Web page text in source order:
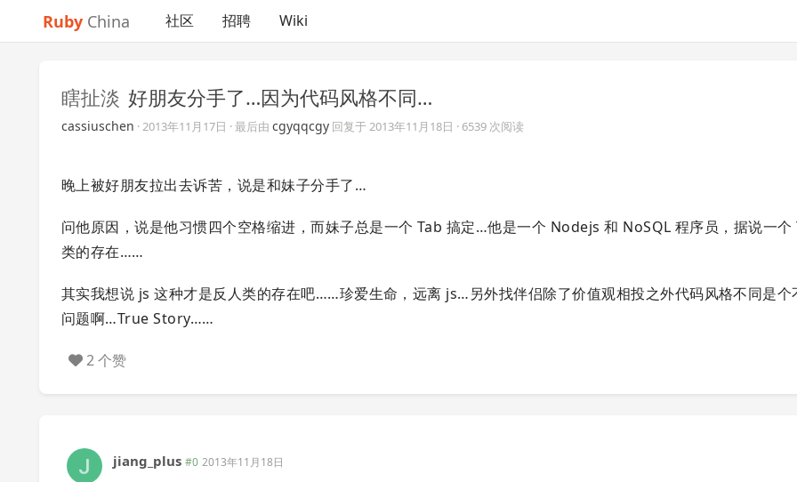
Ruby China 社区 招聘 Wiki
瞎扯淡 好朋友分手了…因为代码风格不同…
cassiuschen ·2013年11月17日 · 最后由 cgyqqcgy 回复于2013年11月18日 · 6539 次阅读
晚上被好朋友拉出去诉苦，说是和妹子分手了…
问他原因，说是他习惯四个空格缩进，而妹子总是一个 Tab 搞定…他是一个 Nodejs 和 NoSQL 程序员，据说一个
类的存在……
其实我想说 js 这种才是反人类的存在吧……珍爱生命，远离 js…另外找伴侣除了价值观相投之外代码风格不同是个
问题啊…True Story……
2 个赞
jiang_plus #0 2013年11月18日